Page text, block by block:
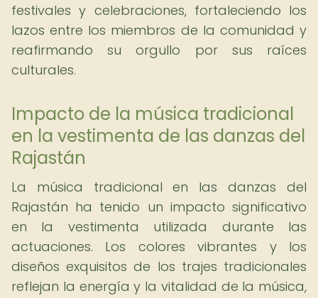
festivales y celebraciones, fortaleciendo los
lazos entre los miembros de la comunidad y
reafirmando su orgullo por sus raíces
culturales.
Impacto de la música tradicional
en la vestimenta de las danzas del
Rajastán
La música tradicional en las danzas del
Rajastán ha tenido un impacto significativo
en la vestimenta utilizada durante las
actuaciones. Los colores vibrantes y los
diseños exquisitos de los trajes tradicionales
reflejan la energía y la vitalidad de la música,